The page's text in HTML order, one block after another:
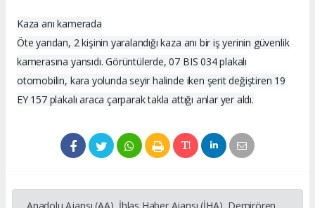
Kaza anı kamerada
Öte yandan, 2 kişinin yaralandığı kaza anı bir iş yerinin güvenlik
kamerasına yansıdı. Görüntülerde, 07 BIS 034 plakalı
otomobilin, kara yolunda seyir halinde iken şerit değiştiren 19
EY 157 plakalı araca çarparak takla attığı anlar yer aldı.
Anadolu Ajansı (AA), İhlas Haber Ajansı (İHA), Demirören